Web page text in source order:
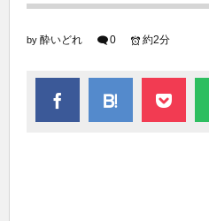
by 酔いどれ 0 約2分